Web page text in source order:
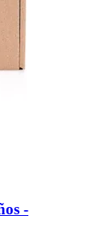
-​